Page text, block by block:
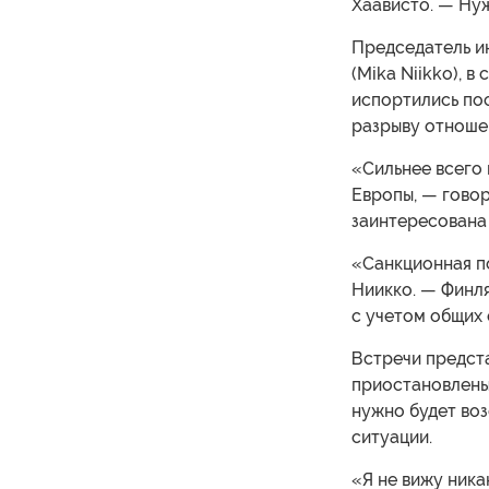
Хаависто. —
Председатель
(Mika Niikko), в
испортились
разрыву
«Сильнее
Европы, —
«Санкционная
Ниикко. —
с учетом общих
Встречи
нужно будет
ситуации.
«Я не вижу